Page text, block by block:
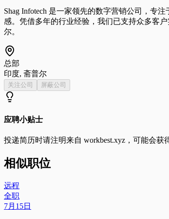
Shag Infotech 是一家领先的数字营销公司，专
感。凭借多年的行业经验，我们已支持众多客
尔。
总部
印度, 斋普尔
关注公司 屏蔽公司
应聘小贴士
投递简历时请注明来自 workbest.xyz ，可能会获
相似职位
远程
全职
7月15日